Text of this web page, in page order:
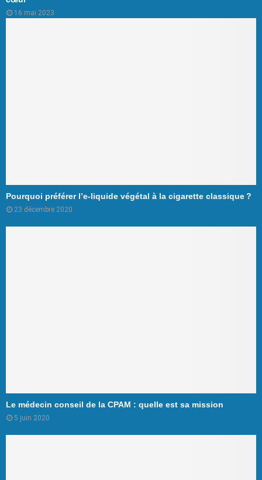
16 mai 2023
Pourquoi préférer l’e-liquide végétal à la cigarette classique ?
23 décembre 2020
Le médecin conseil de la CPAM : quelle est sa mission
5 juin 2020